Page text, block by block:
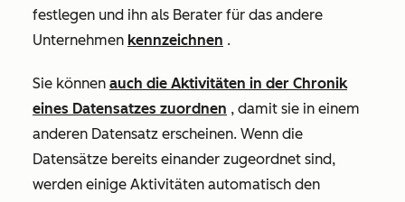
festlegen und ihn als Berater für das andere
Unternehmen kennzeichnen .
Sie können auch die Aktivitäten in der Chronik
eines Datensatzes zuordnen , damit sie in einem
anderen Datensatz erscheinen. Wenn die
Datensätze bereits einander zugeordnet sind,
werden einige Aktivitäten automatisch den